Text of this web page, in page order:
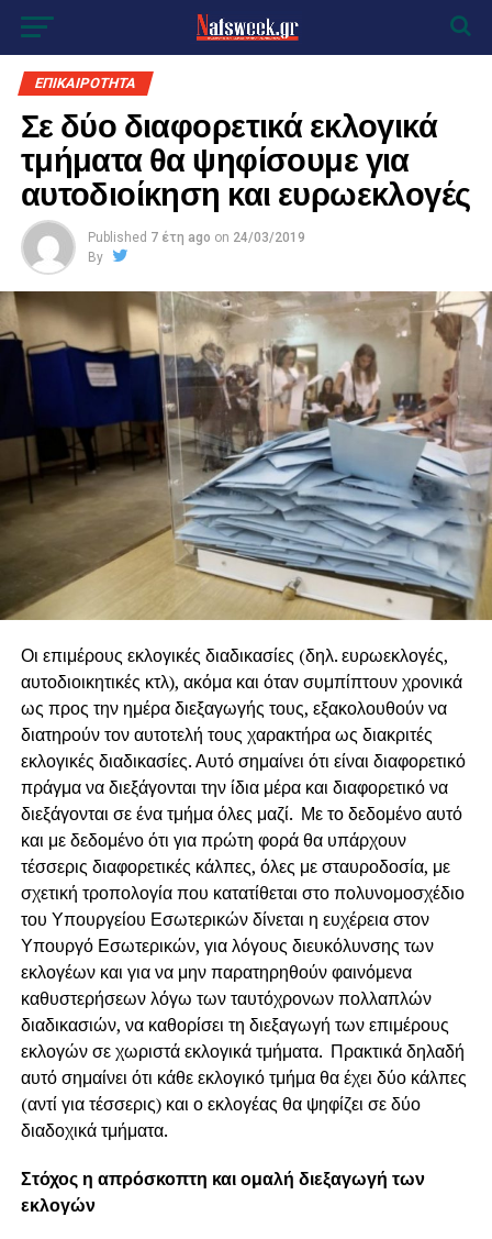
ΕΠΙΚΑΙΡΟΤΗΤΑ
Σε δύο διαφορετικά εκλογικά
τμήματα θα ψηφίσουμε για
αυτοδιοίκηση και ευρωεκλογές
Published 7 έτη ago on 24/03/2019
By
Οι επιμέρους εκλογικές διαδικασίες (δηλ. ευρωεκλογές,
αυτοδιοικητικές κτλ), ακόμα και όταν συμπίπτουν χρονικά
ως προς την ημέρα διεξαγωγής τους, εξακολουθούν να
διατηρούν τον αυτοτελή τους χαρακτήρα ως διακριτές
εκλογικές διαδικασίες. Αυτό σημαίνει ότι είναι διαφορετικό
πράγμα να διεξάγονται την ίδια μέρα και διαφορετικό να
διεξάγονται σε ένα τμήμα όλες μαζί. Με το δεδομένο αυτό
και με δεδομένο ότι για πρώτη φορά θα υπάρχουν
τέσσερις διαφορετικές κάλπες, όλες με σταυροδοσία, με
σχετική τροπολογία που κατατίθεται στο πολυνομοσχέδιο
του Υπουργείου Εσωτερικών δίνεται η ευχέρεια στον
Υπουργό Εσωτερικών, για λόγους διευκόλυνσης των
εκλογέων και για να μην παρατηρηθούν φαινόμενα
καθυστερήσεων λόγω των ταυτόχρονων πολλαπλών
διαδικασιών, να καθορίσει τη διεξαγωγή των επιμέρους
εκλογών σε χωριστά εκλογικά τμήματα. Πρακτικά δηλαδή
αυτό σημαίνει ότι κάθε εκλογικό τμήμα θα έχει δύο κάλπες
(αντί για τέσσερις) και ο εκλογέας θα ψηφίζει σε δύο
διαδοχικά τμήματα.
Στόχος η απρόσκοπτη και ομαλή διεξαγωγή των
εκλογών